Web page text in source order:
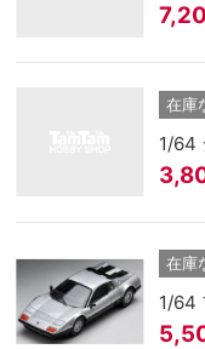
在庫
1/64
在庫
1/64